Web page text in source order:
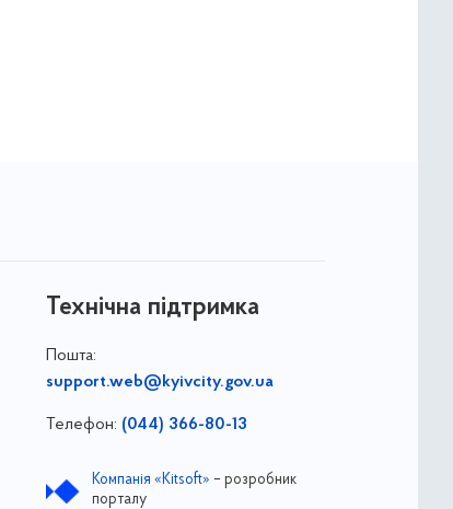
Технічна підтримка
Пошта:
support.web@kyivcity.gov.ua
Телефон: (044) 366-80-13
Компанія «Kitsoft» – розробник
порталу